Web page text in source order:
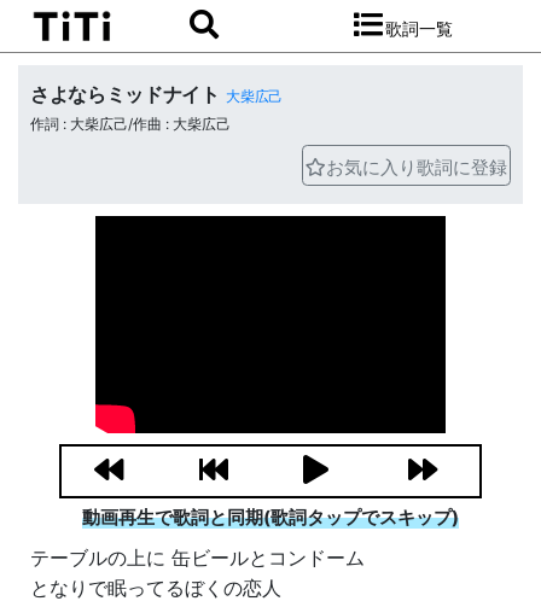
歌詞一覧
さよならミッドナイト 大柴広己
作詞 : 大柴広己/作曲 : 大柴広己
お気に入り歌詞に登録
動画再生で歌詞と同期(歌詞タップでスキップ)
テーブルの上に 缶ビールとコンドーム
となりで眠ってるぼくの恋人